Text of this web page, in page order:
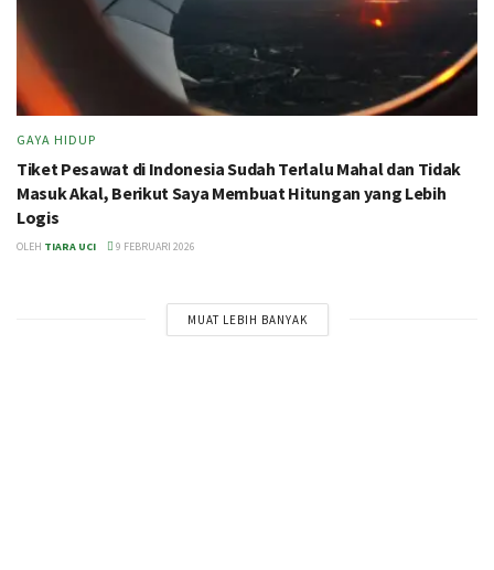
GAYA HIDUP
Tiket Pesawat di Indonesia Sudah Terlalu Mahal dan Tidak
Masuk Akal, Berikut Saya Membuat Hitungan yang Lebih
Logis
OLEH TIARA UCI 9 FEBRUARI 2026
MUAT LEBIH BANYAK